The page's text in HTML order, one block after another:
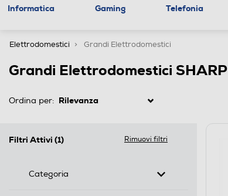
Informatica Gaming Telefonia
Elettrodomestici Grandi Elettrodomestici
Grandi Elettrodomestici SHARP
Ordina per:
Filtri Attivi (1) Rimuovi filtri
Categoria